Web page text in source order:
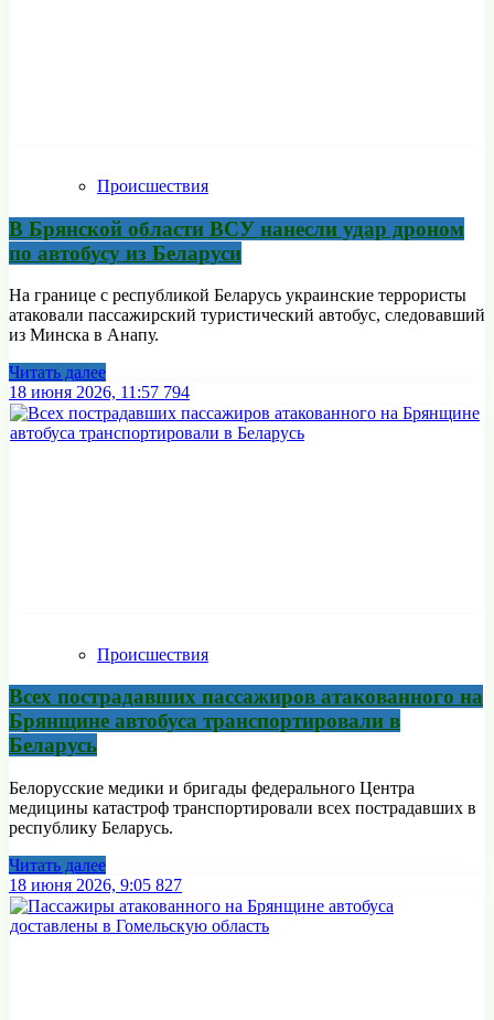
Происшествия
В Брянской области ВСУ нанесли удар дроном
по автобусу из Беларуси
На границе с республикой Беларусь украинские террористы
атаковали пассажирский туристический автобус, следовавший
из Минска в Анапу.
Читать далее
18 июня 2026, 11:57 794
Происшествия
Всех пострадавших пассажиров атакованного на
Брянщине автобуса транспортировали в
Беларусь
Белорусские медики и бригады федерального Центра
медицины катастроф транспортировали всех пострадавших в
республику Беларусь.
Читать далее
18 июня 2026, 9:05 827